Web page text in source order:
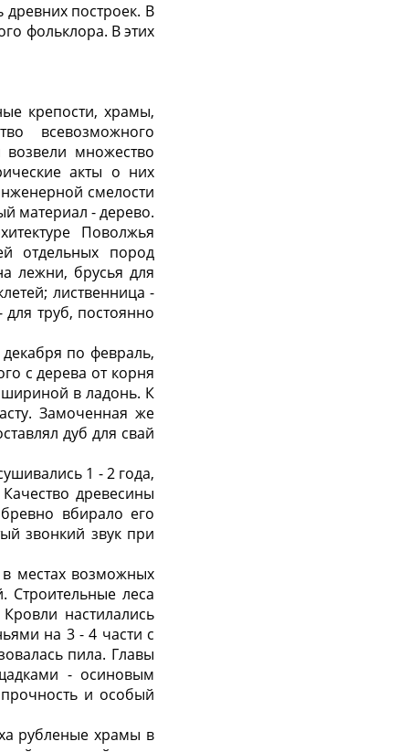
древних построек. В
фольклора. В этих
крепости, храмы,
всевозможного
множество
акты о них
смелости
материал - дерево.
Поволжья
отдельных пород
лежни, брусья для
лиственница -
труб, постоянно
по февраль,
с дерева от корня
шириной в ладонь. К
Замоченная же
дуб для свай
1 - 2 года,
древесины
вбирало его
звонкий звук при
местах возможных
Строительные леса
настилались
на 3 - 4 части с
пила. Главы
- осиновым
и особый
рубленые храмы в